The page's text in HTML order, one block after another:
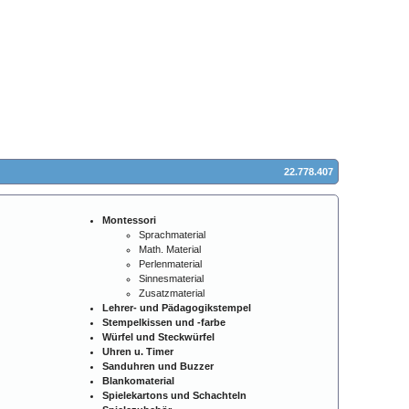
22.778.407
Montessori
Sprachmaterial
Math. Material
Perlenmaterial
Sinnesmaterial
Zusatzmaterial
Lehrer- und Pädagogikstempel
Stempelkissen und -farbe
Würfel und Steckwürfel
Uhren u. Timer
Sanduhren und Buzzer
Blankomaterial
Spielekartons und Schachteln